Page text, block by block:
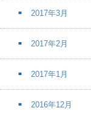
2017年3月
2017年2月
2017年1月
2016年12月